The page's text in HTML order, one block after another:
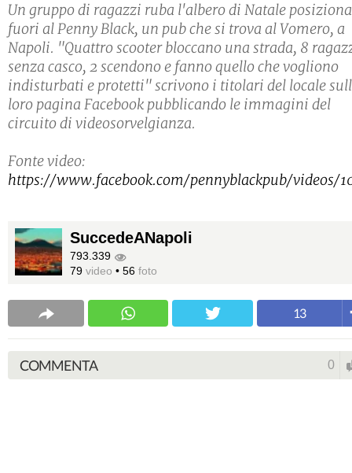
Un gruppo di ragazzi ruba l'albero di Natale
fuori al Penny Black, un pub che si trova al Vomero, a
Napoli. "Quattro scooter bloccano una strada, 8
senza casco, 2 scendono e fanno quello che vogliono
indisturbati e protetti" scrivono i titolari del locale
loro pagina Facebook pubblicando le immagini del
circuito di videosorvelgianza.
Fonte video:
https://www.facebook.com/pennyblackpub/videos/
SuccedeANapoli
793.339
79 video • 56 foto
13
COMMENTA 0